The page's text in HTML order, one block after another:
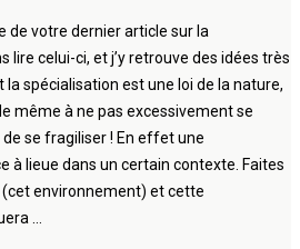
de votre dernier article sur la
lire celui-ci, et j’y retrouve des idées très
spécialisation est une loi de la nature,
même à ne pas excessivement se
se fragiliser ! En effet une
à lieue dans un certain contexte. Faites
environnement) et cette
…